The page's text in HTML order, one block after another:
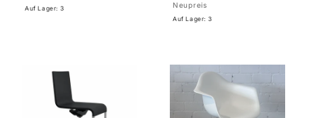
Auf Lager: 3 Neupreis
Auf Lager: 3